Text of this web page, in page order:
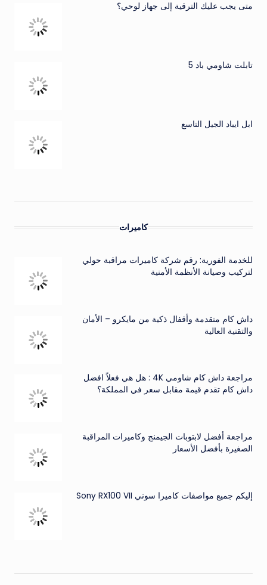
متى يجب عليك الترقية إلى جهاز لوحي؟
تابلت شاومي باد 5
ابل ايباد الجيل التاسع
كاميرات
للخدمة الفورية: رقم شركة كاميرات مراقبة حولي
لتركيب وصيانة الأنظمة الأمنية
داش كام متقدمة وأقفال ذكية من مايكرو – الأمان
والتقنية العالية
مراجعة داش كام شاومي 4K : هل هي فعلاً افضل
داش كام تقدم قيمة مقابل سعر في المملكة؟
مراجعة أفضل لابتوبات الجيمنج وكاميرات المراقبة
الصغيرة بأفضل الأسعار
إليكم جميع مواصفات كاميرا سوني Sony RX100 VII